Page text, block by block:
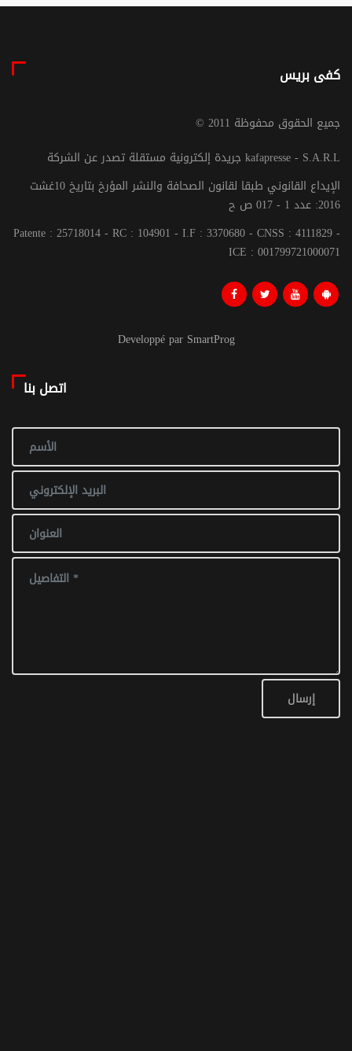
كفى بريس
© جميع الحقوق محفوظة 2011
جريدة إلكترونية مستقلة تصدر عن الشركة kafapresse - S.A.R.L
الإيداع القانوني طبقا لقانون الصحافة والنشر المؤرخ بتاريخ 10غشت
2016: عدد 1 - 017 ص ح
Patente : 25718014 - RC : 104901 - I.F : 3370680 - CNSS : 4111829 -
ICE : 001799721000071
Developpé par SmartProg
اتصل بنا